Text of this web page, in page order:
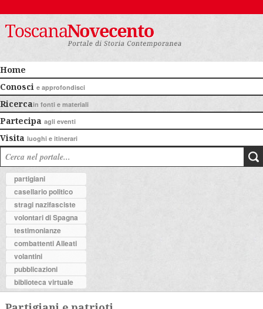
Home
Conosci e approfondisci
Ricercain fonti e materiali
Partecipa agli eventi
Visita luoghi e itinerari
partigiani
casellario politico
stragi nazifasciste
volontari di Spagna
testimonianze
combattenti Alleati
volantini
pubblicazioni
biblioteca virtuale